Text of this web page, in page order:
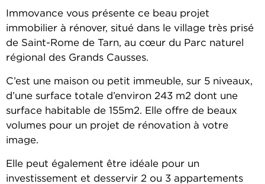
Immovance vous présente ce beau projet
immobilier à rénover, situé dans le village très prisé
de Saint-Rome de Tarn, au cœur du Parc naturel
régional des Grands Causses.
C’est une maison ou petit immeuble, sur 5 niveaux,
d’une surface totale d’environ 243 m2 dont une
surface habitable de 155m2. Elle offre de beaux
volumes pour un projet de rénovation à votre
image.
Elle peut également être idéale pour un
investissement et desservir 2 ou 3 appartements